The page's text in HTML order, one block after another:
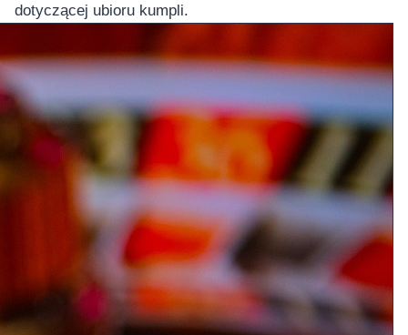
dotyczącej ubioru kumpli.